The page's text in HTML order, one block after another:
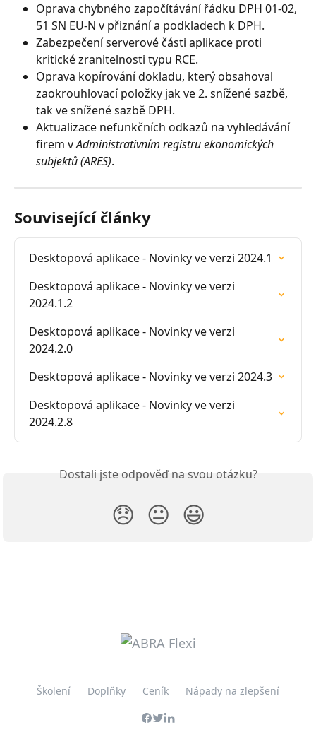
Oprava chybného započítávání řádku DPH 01-02,
51 SN EU-N v přiznání a podkladech k DPH.
Zabezpečení serverové části aplikace proti
kritické zranitelnosti typu RCE.
Oprava kopírování dokladu, který obsahoval
zaokrouhlovací položky jak ve 2. snížené sazbě,
tak ve snížené sazbě DPH.
Aktualizace nefunkčních odkazů na vyhledávání
firem v Administrativním registru ekonomických
subjektů (ARES).
Související články
Desktopová aplikace - Novinky ve verzi 2024.1
Desktopová aplikace - Novinky ve verzi
2024.1.2
Desktopová aplikace - Novinky ve verzi
2024.2.0
Desktopová aplikace - Novinky ve verzi 2024.3
Desktopová aplikace - Novinky ve verzi
2024.2.8
Dostali jste odpověď na svou otázku?
😞 😐 😃
Školení Doplňky Ceník Nápady na zlepšení